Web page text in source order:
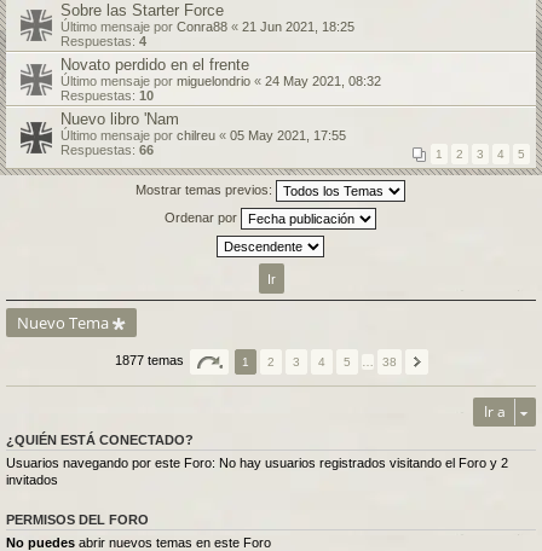
Sobre las Starter Force
Último mensaje por Conra88 « 21 Jun 2021, 18:25
Respuestas: 4
Novato perdido en el frente
Último mensaje por miguelondrio « 24 May 2021, 08:32
Respuestas: 10
Nuevo libro 'Nam
Último mensaje por chilreu « 05 May 2021, 17:55
Respuestas: 66 1 2 3 4 5
Mostrar temas previos:
Ordenar por
Nuevo Tema
1877 temas 1 2 3 4 5 38
Ir a
¿QUIÉN ESTÁ CONECTADO?
Usuarios navegando por este Foro: No hay usuarios registrados visitando el Foro y 2
invitados
PERMISOS DEL FORO
No puedes abrir nuevos temas en este Foro